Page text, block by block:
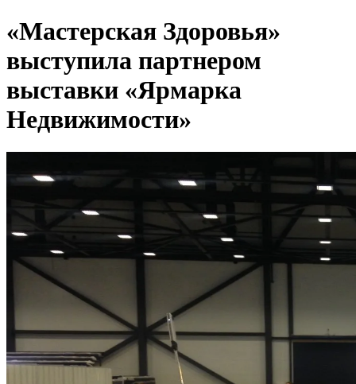
«Мастерская Здоровья»
выступила партнером
выставки «Ярмарка
Недвижимости»